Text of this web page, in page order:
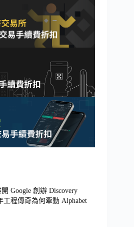
開 Google 創辦 Discovery
工程傳奇為何牽動 Alphabet